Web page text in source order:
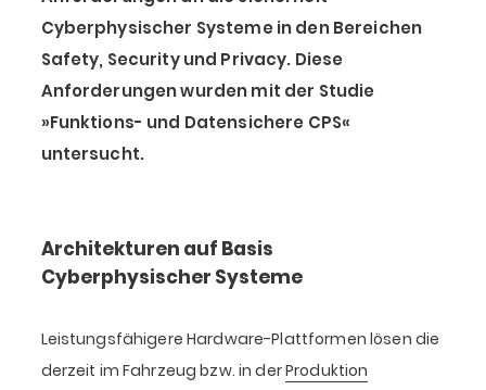
Cyberphysischer Systeme in den Bereichen
Safety, Security und Privacy. Diese
Anforderungen wurden mit der Studie
»Funktions- und Datensichere CPS«
untersucht.
Architekturen auf Basis
Cyberphysischer Systeme
Leistungsfähigere Hardware-Plattformen lösen die
derzeit im Fahrzeug bzw. in derProduktion